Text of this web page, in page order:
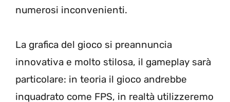
numerosi inconvenienti.
La grafica del gioco si preannuncia
innovativa e molto stilosa, il gameplay sarà
particolare: in teoria il gioco andrebbe
inquadrato come FPS, in realtà utilizzeremo